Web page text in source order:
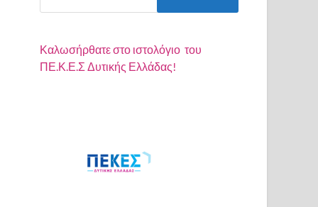
Καλωσήρθατε στο ιστολόγιο του
ΠΕ.Κ.Ε.Σ Δυτικής Ελλάδας!